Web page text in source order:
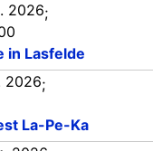
2026;
in Lasfelde
2026;
La-Pe-Ka